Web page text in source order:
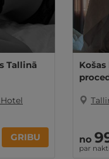
Tallinā
GRIBU no
par nakti